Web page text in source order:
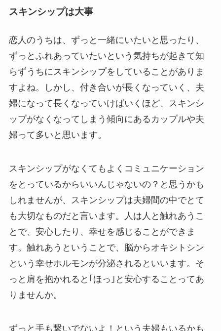
スキンシップは大事
恋人のうちは、ずっと一緒にいたいと思ったり、
ずっとふれあっていたいという気持ちが起きて知
らずうちにスキンシップをしていることがありま
すよね。しかし、付き合いが長くなっていく、夫
婦になって長くなっていけばいくほど、スキンシ
ップがなくなってしまう傾向にあるカップルや夫
婦って多いと思います。
スキンシップがなくてもよくコミュニケーション
をとっているからいいんじゃないの？と思うかも
しれませんが、スキンシップは夫婦間の中でとて
も大切なものだと言います。人は人と触れあうこ
とで、安心したり、幸せを感じることができま
す。触れあうということで、脳からオキシトシン
という幸せホルモンが分泌されるといいます。そ
っと肩を抱かれると｢ほっ｣と安心することってあ
りませんか。
ずっと手も繋いでないよ！という夫婦もいるかも